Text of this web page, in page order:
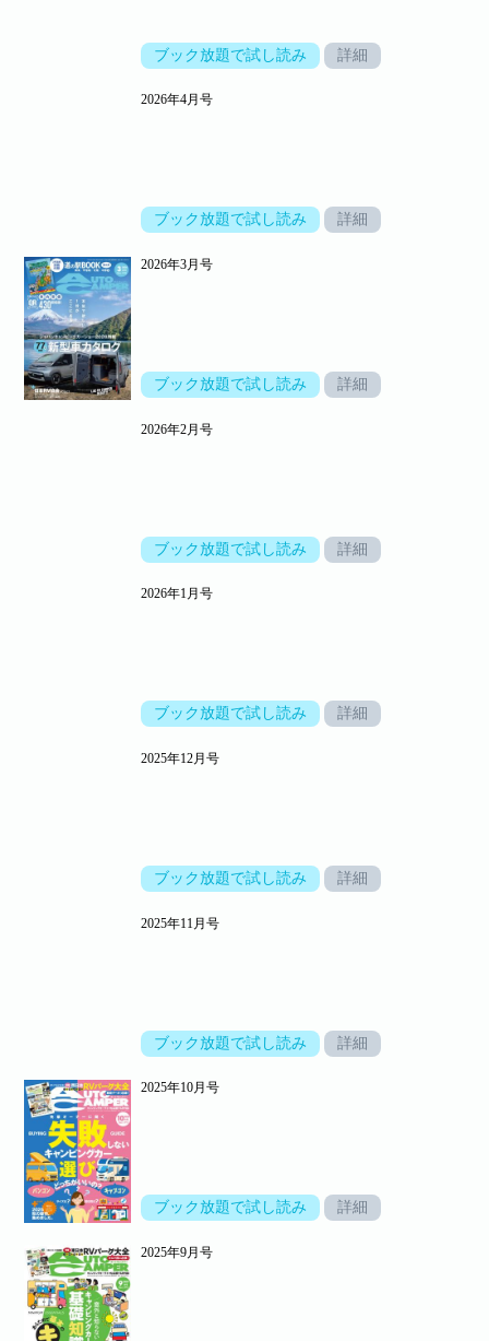
ブック放題で試し読み 詳細
2026年4月号
ブック放題で試し読み 詳細
2026年3月号
ブック放題で試し読み 詳細
2026年2月号
ブック放題で試し読み 詳細
2026年1月号
ブック放題で試し読み 詳細
2025年12月号
ブック放題で試し読み 詳細
2025年11月号
ブック放題で試し読み 詳細
2025年10月号
ブック放題で試し読み 詳細
2025年9月号